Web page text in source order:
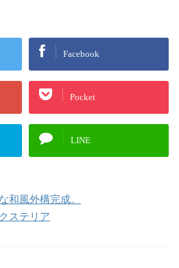
Facebook
Pocket
LINE
和風外構完成。
ステリア